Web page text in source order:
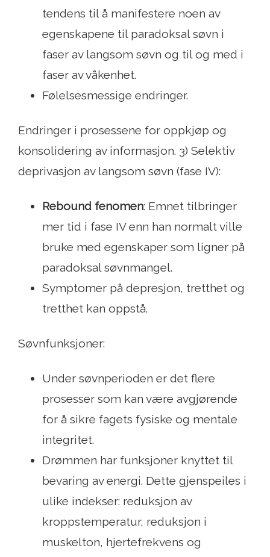
tendens til å manifestere noen av
egenskapene til paradoksal søvn i
faser av langsom søvn og til og med i
faser av våkenhet.
Følelsesmessige endringer.
Endringer i prosessene for oppkjøp og
konsolidering av informasjon. 3) Selektiv
deprivasjon av langsom søvn (fase IV):
Rebound fenomen: Emnet tilbringer
mer tid i fase IV enn han normalt ville
bruke med egenskaper som ligner på
paradoksal søvnmangel.
Symptomer på depresjon, tretthet og
tretthet kan oppstå.
Søvnfunksjoner:
Under søvnperioden er det flere
prosesser som kan være avgjørende
for å sikre fagets fysiske og mentale
integritet.
Drømmen har funksjoner knyttet til
bevaring av energi. Dette gjenspeiles i
ulike indekser: reduksjon av
kroppstemperatur, reduksjon i
muskelton, hjertefrekvens og